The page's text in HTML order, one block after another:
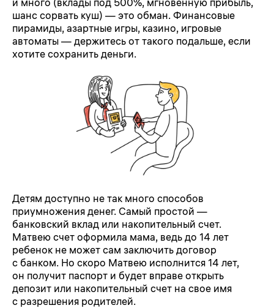
и много (вклады под 500%, мгновенную прибыль,
шанс сорвать куш) — это обман. Финансовые
пирамиды, азартные игры, казино, игровые
автоматы — держитесь от такого подальше, если
хотите сохранить деньги.
Детям доступно не так много способов
приумножения денег. Самый простой —
банковский вклад или накопительный счет.
Матвею счет оформила мама, ведь до 14 лет
ребенок не может сам заключить договор
с банком. Но скоро Матвею исполнится 14 лет,
он получит паспорт и будет вправе открыть
депозит или накопительный счет на свое имя
с разрешения родителей.